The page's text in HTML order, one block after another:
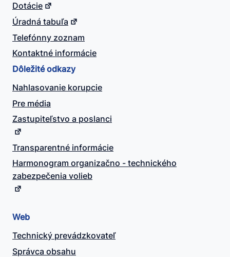
Dotácie
Úradná tabuľa
Telefónny zoznam
Kontaktné informácie
Dôležité odkazy
Nahlasovanie korupcie
Pre média
Zastupiteľstvo a poslanci
Transparentné informácie
Harmonogram organizačno - technického
zabezpečenia volieb
Web
Technický prevádzkovateľ
Správca obsahu